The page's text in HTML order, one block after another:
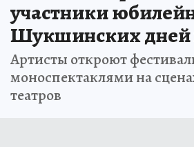
участники
Шукшинских дней
Артисты откроют
моноспектаклями на
театров